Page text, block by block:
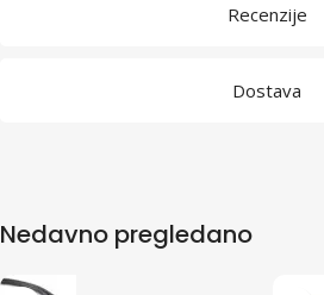
Recenzije
Dostava
Nedavno pregledano